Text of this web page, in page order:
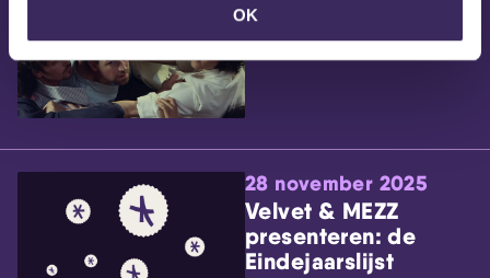
OK
28 november 2025
Velvet & MEZZ
presenteren: de
Eindejaarslijst